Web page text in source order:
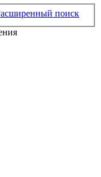
поиск